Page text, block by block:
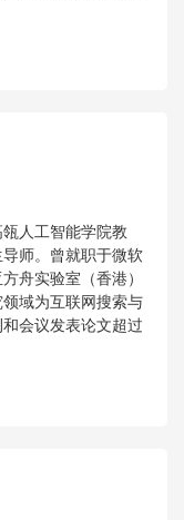
人工智能学院教
师。曾就职于微软
舟实验室（香港）
域为互联网搜索与
会议发表论文超过